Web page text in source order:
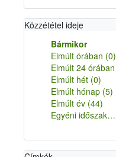
Közzététel ideje
Bármikor
Elmúlt órában (0)
Elmúlt 24 órában
Elmúlt hét (0)
Elmúlt hónap (5)
Elmúlt év (44)
Egyéni időszak…